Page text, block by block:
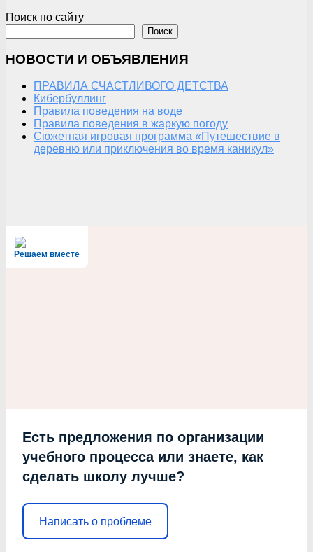
Поиск по сайту
Поиск
НОВОСТИ И ОБЪЯВЛЕНИЯ
ПРАВИЛА СЧАСТЛИВОГО ДЕТСТВА
Кибербуллинг
Правила поведения на воде
Правила поведения в жаркую погоду
Сюжетная игровая программа «Путешествие в
деревню или приключения во время каникул»
Решаем вместе
Есть предложения по организации
учебного процесса или знаете, как
сделать школу лучше?
Написать о проблеме